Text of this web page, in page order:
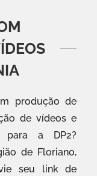
produção de
de vídeos e
para a DP2?
de Floriano,
seu link de